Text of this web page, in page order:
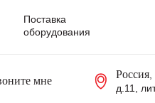
Поставка
оборудования
мне
Россия,
д.11,